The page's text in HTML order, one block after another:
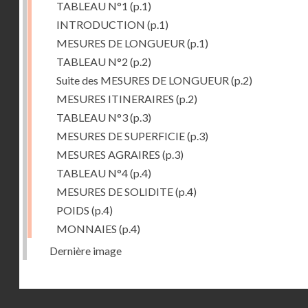
TABLEAU N°1 (p.1)
INTRODUCTION (p.1)
MESURES DE LONGUEUR (p.1)
TABLEAU N°2 (p.2)
Suite des MESURES DE LONGUEUR (p.2)
MESURES ITINERAIRES (p.2)
TABLEAU N°3(p.3)
MESURES DE SUPERFICIE(p.3)
MESURES AGRAIRES (p.3)
TABLEAU N°4(p.4)
MESURES DE SOLIDITE(p.4)
POIDS (p.4)
MONNAIES (p.4)
Dernière image